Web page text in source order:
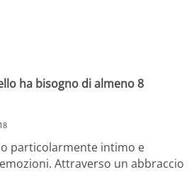
ha bisogno di almeno 8
particolarmente intimo e
Attraverso un abbraccio